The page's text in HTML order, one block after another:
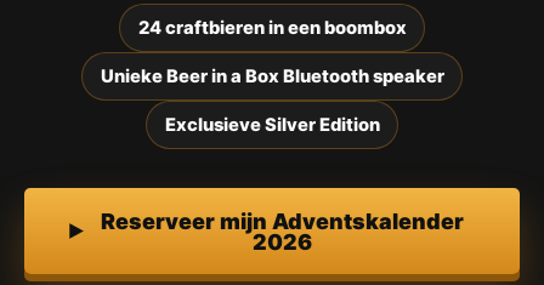
24 craftbieren in een boombox
Unieke Beer in a Box Bluetooth speaker
Exclusieve Silver Edition
Reserveer mijn Adventskalender
2026